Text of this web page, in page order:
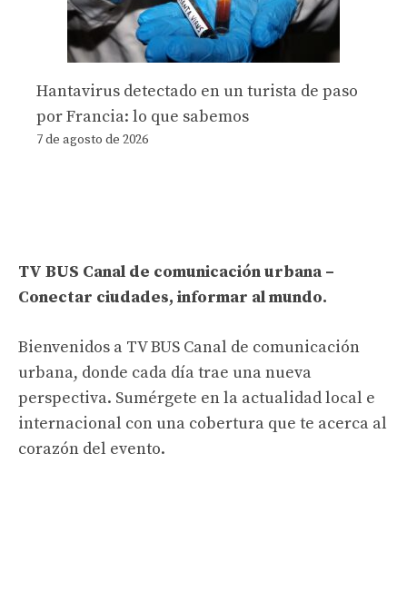
Hantavirus detectado en un turista de paso
por Francia: lo que sabemos
7 de agosto de 2026
TV BUS Canal de comunicación urbana –
Conectar ciudades, informar al mundo.
Bienvenidos a TV BUS Canal de comunicación
urbana, donde cada día trae una nueva
perspectiva. Sumérgete en la actualidad local e
internacional con una cobertura que te acerca al
corazón del evento.